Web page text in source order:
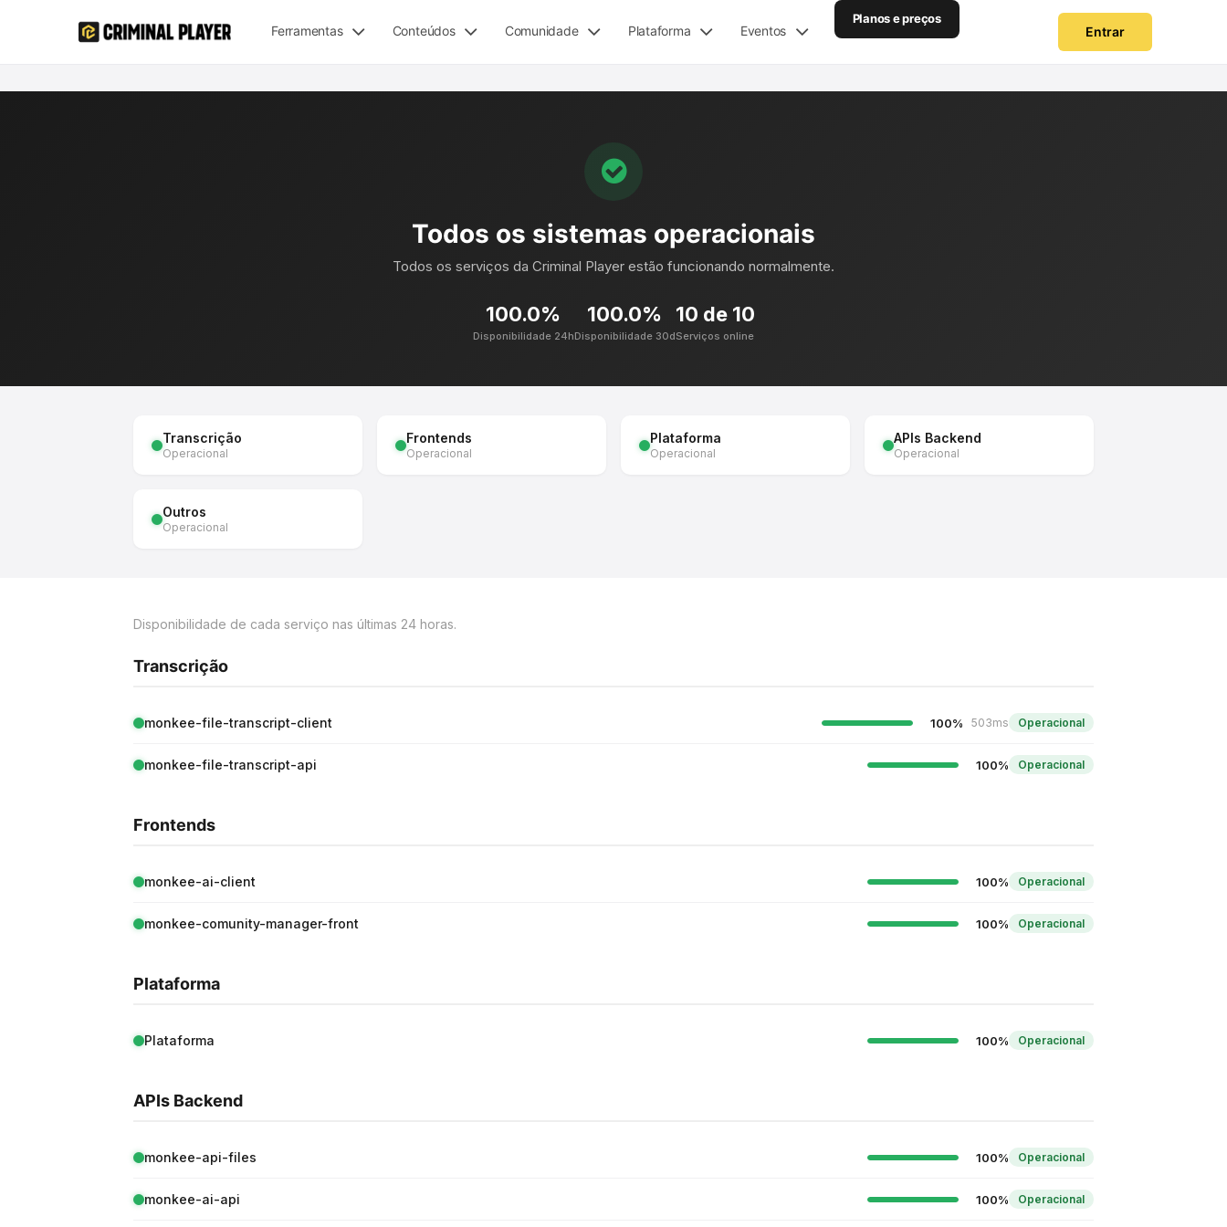
Ferramentas Conteúdos Comunidade Plataforma Eventos
Planos e preços
Entrar
Todos os sistemas operacionais
Todos os serviços da Criminal Player estão funcionando normalmente.
100.0%
Disponibilidade 24h
100.0%
Disponibilidade 30d
10 de 10
Serviços online
Transcrição
Operacional
Frontends
Operacional
Plataforma
Operacional
APIs Backend
Operacional
Outros
Operacional
Disponibilidade de cada serviço nas últimas 24 horas.
Transcrição
monkee-file-transcript-client 100% 503ms Operacional
monkee-file-transcript-api 100% Operacional
Frontends
monkee-ai-client 100% Operacional
monkee-comunity-manager-front 100% Operacional
Plataforma
Plataforma 100% Operacional
APIs Backend
monkee-api-files 100% Operacional
monkee-ai-api 100% Operacional